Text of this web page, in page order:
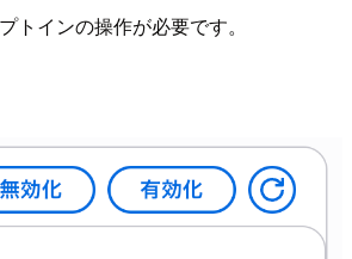
インの操作が必要です。